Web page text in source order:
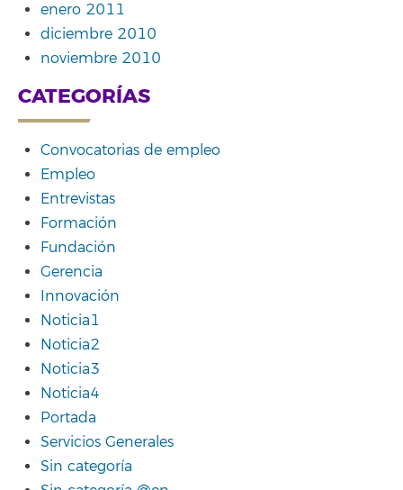
enero 2011
diciembre 2010
noviembre 2010
CATEGORÍAS
Convocatorias de empleo
Empleo
Entrevistas
Formación
Fundación
Gerencia
Innovación
Noticia1
Noticia2
Noticia3
Noticia4
Portada
Servicios Generales
Sin categoría